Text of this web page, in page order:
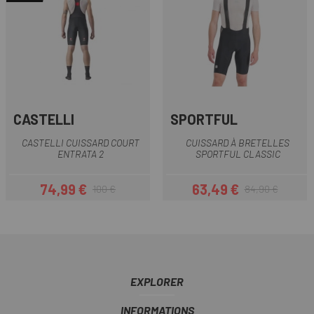
CASTELLI
CASTELLI CUISSARD COURT
ENTRATA 2
Prix
74,99 €Prix habituel
100 €
SPORTFUL
CUISSARD À BRETELLES
SPORTFUL CLASSIC
Prix
63,49 €Prix habituel
84,90 €
EXPLORER
INFORMATIONS